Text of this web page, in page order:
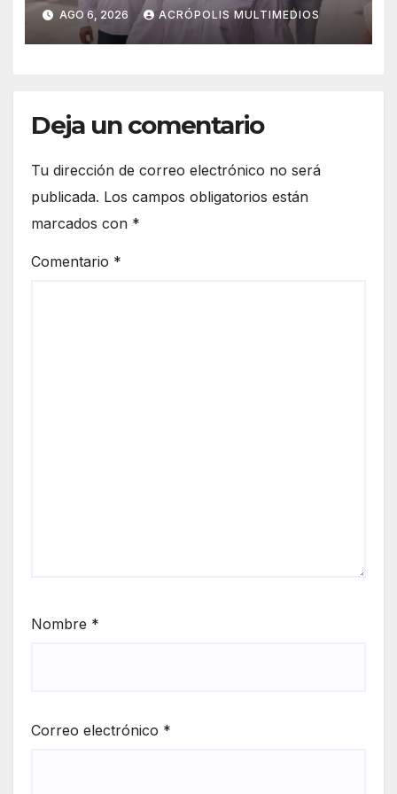
AGO 6, 2026 ACRÓPOLIS MULTIMEDIOS
Deja un comentario
Tu dirección de correo electrónico no será
publicada. Los campos obligatorios están
marcados con *
Comentario *
Nombre *
Correo electrónico *